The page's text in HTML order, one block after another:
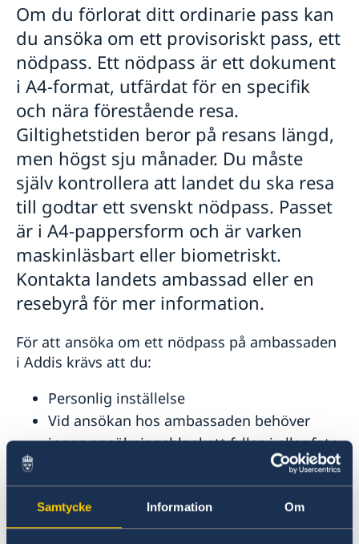
Samtycke Information Om
Pass i Etiopien
Förnyelse av pass för vuxna
Förnyelse av pass för barn under 18 år
Ansökan om första pass för barn under 18 år
Provisoriskt pass
Samordningsnummer
Svenskt medborgarskap i Etiopien
Dubbelt medborgarskap
Registrera nyfödd utomlands
Avgifter i Etiopien
Akut hjälp i Etiopien
Gifta sig i Etiopien
Legaliseringar i Etiopien
Reseinformation Etiopien
Ambassadens reseinformation
Aktuella händelser
Allmänna säkerhetsläget
Naturförhållanden och katastrofer
In- och utresebestämmelser
Lokala lagar och sedvänjor
Kriminalitet och personlig säkerhet
Trafiksäkerhet
Resa i landet
Om olyckan är framme
Affärer och handel med Etiopien
Stöd till svenska företag
Stöd till etiopiska företag
Utvecklingssamarbete
Regionalt utvecklingssamarbete
Openaid
Demokrati
Korruption
Om du förlorat ditt ordinarie pass kan
du ansöka om ett provisoriskt pass, ett
nödpass. Ett nödpass är ett dokument
i A4-format, utfärdat för en specifik
och nära förestående resa.
Giltighetstiden beror på resans längd,
men högst sju månader. Du måste
själv kontrollera att landet du ska resa
till godtar ett svenskt nödpass. Passet
är i A4-pappersform och är varken
maskinläsbart eller biometriskt.
Kontakta landets ambassad eller en
resebyrå för mer information.
För att ansöka om ett nödpass på ambassaden
i Addis krävs att du:
Personlig inställelse
Vid ansökan hos ambassaden behöver
ingen ansökningsblankett fyllas i eller foto
medtagas då ansökningsförfarandet är
detsamma som för vanligt pass (med
undantag av fingeravtryckstagning).
Polisrapport om passet är stulet.